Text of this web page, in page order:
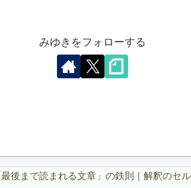
みゆきをフォローする
後まで読まれる文章」の鉄則｜解釈のセ